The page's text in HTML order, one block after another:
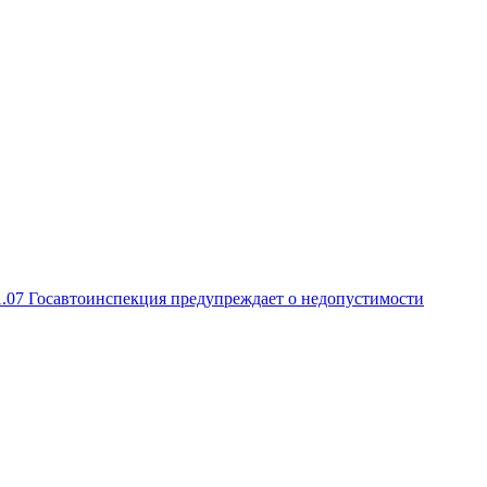
Госавтоинспекция предупреждает о недопустимости